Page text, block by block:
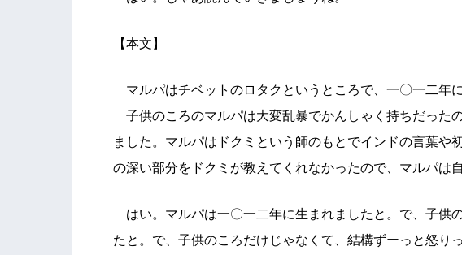
【本文】
マルパはチベットのロタクというところで、一〇一二年に
子供のころのマルパは大変乱暴でかんしゃく持ちだった
ました。マルパはドクミという師のもとでインドの言葉や
の深い部分をドクミが教えてくれなかったので、マルパは
はい。マルパは一〇一二年に生まれましたと。で、子供
たと。で、子供のころだけじゃなくて、結構ずーっと怒